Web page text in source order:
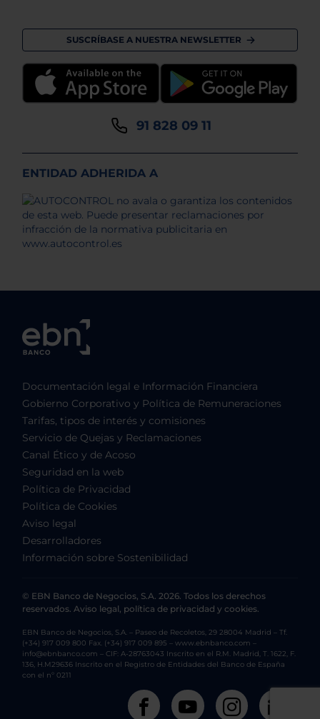
SUSCRÍBASE A NUESTRA NEWSLETTER
91 828 09 11
ENTIDAD ADHERIDA A
Documentación legal e Información Financiera
Gobierno Corporativo y Política de Remuneraciones
Tarifas, tipos de interés y comisiones
Servicio de Quejas y Reclamaciones
Canal Ético y de Acoso
Seguridad en la web
Política de Privacidad
Política de Cookies
Aviso legal
Desarrolladores
Información sobre Sostenibilidad
© EBN Banco de Negocios, S.A. 2026. Todos los derechos
reservados. Aviso legal, política de privacidad y cookies.
EBN Banco de Negocios, S.A. – Paseo de Recoletos, 29 28004 Madrid – Tf.
(+34) 917 009 800 Fax. (+34) 917 009 895 – www.ebnbanco.com –
info@ebnbanco.com – CIF: A-28763043 Inscrito en el R.M. Madrid, T. 1622, F.
136, H.M29636 Inscrito en el Registro de Entidades del Banco de España
con el nº 0211